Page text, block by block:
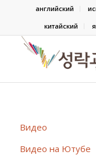
английский
китайский
Видео
Видео на Ютубе